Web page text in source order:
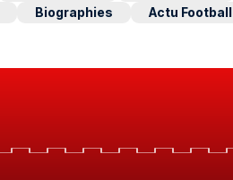
Biographies Actu Football